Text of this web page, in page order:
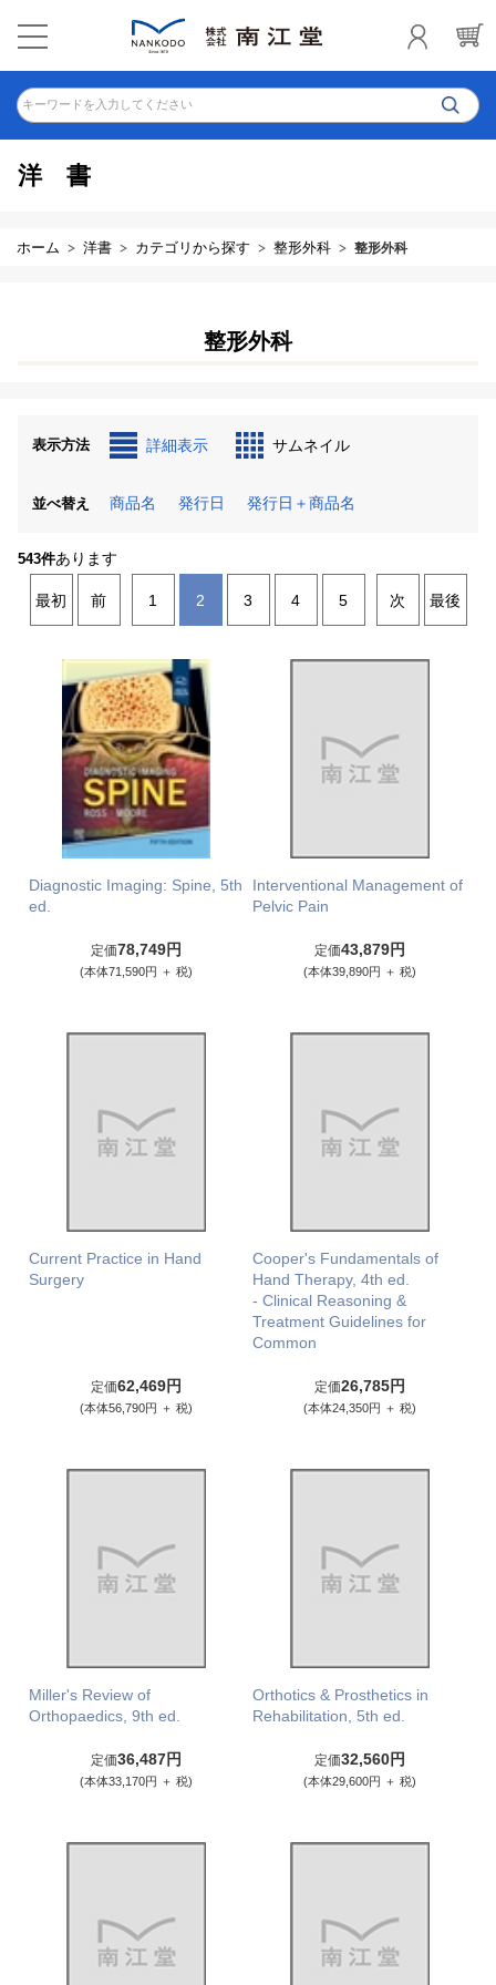
キーワードを入力してください
洋書
ホーム 洋書 カテゴリから探す 整形外科 整形外科
整形外科
表示方法 詳細表示 サムネイル
並べ替え 商品名 発行日 発行日＋商品名
543件あります
最初 前 1 2 3 4 5 次 最後
Diagnostic Imaging: Spine, 5th
ed.
定価78,749円
(本体71,590円 ＋ 税)
Interventional Management of
Pelvic Pain
定価43,879円
(本体39,890円 ＋ 税)
Current Practice in Hand
Surgery
定価62,469円
(本体56,790円 ＋ 税)
Cooper's Fundamentals of
Hand Therapy, 4th ed.
- Clinical Reasoning &
Treatment Guidelines for
Common
定価26,785円
(本体24,350円 ＋ 税)
Miller's Review of
Orthopaedics, 9th ed.
定価36,487円
(本体33,170円 ＋ 税)
Orthotics & Prosthetics in
Rehabilitation, 5th ed.
定価32,560円
(本体29,600円 ＋ 税)